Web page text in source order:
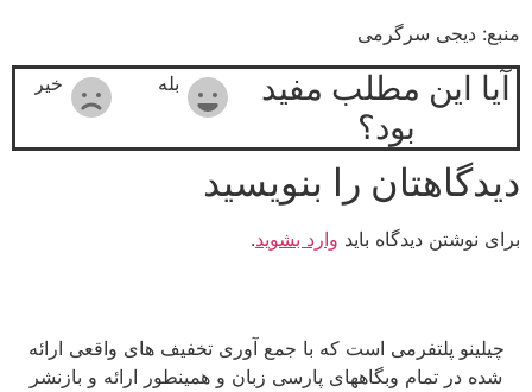
منبع: دیجی سرگرمی
آیا این مطلب مفید
بود؟
بله خیر
دیدگاهتان را بنویسید
برای نوشتن دیدگاه باید وارد بشوید.
چیلینو پلتفرمی است که با جمع آوری تخفیف های واقعی ارائه
شده در تمام وبگاههای پارسی زبان و همینطور ارائه و بازنشر